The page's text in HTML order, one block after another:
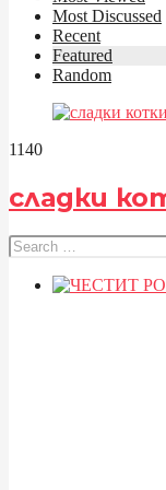
Most Discussed
Recent
Featured
Random
1140
сладки
Search
for: